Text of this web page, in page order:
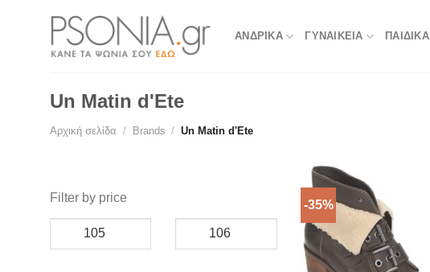
ΑΝΔΡΙΚΑ ΓΥΝΑΙΚΕΙΑ ΠΑΙΔΙΚΑ
Un Matin d'Ete
Αρχική σελίδα / Brands / Un Matin d'Ete
Filter by price
-35%